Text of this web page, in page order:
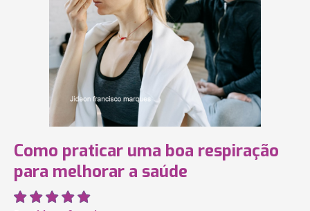
Como praticar uma boa respiração
para melhorar a saúde